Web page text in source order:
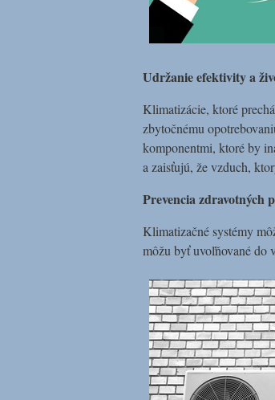
Udržanie efektivity a
Klimatizácie, ktoré
zbytočnému
komponentmi, ktoré by
a zaisťujú, že vzduch,
Prevencia zdravotných
Klimatizačné systémy
môžu byť uvoľňované do